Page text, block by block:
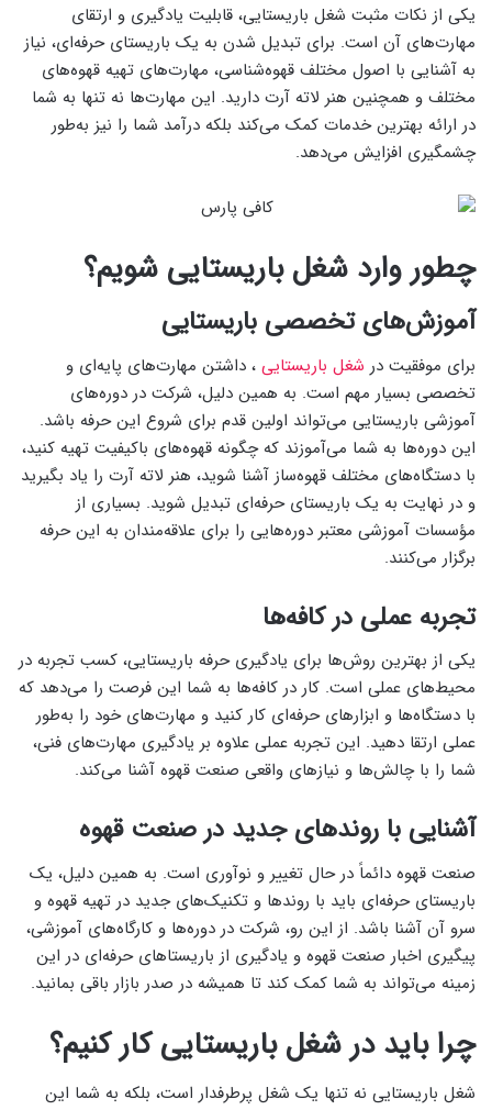
یکی از نکات مثبت شغل باریستایی، قابلیت یادگیری و ارتقای
مهارت‌های آن است. برای تبدیل شدن به یک باریستای حرفه‌ای، نیاز
به آشنایی با اصول مختلف قهوه‌شناسی، مهارت‌های تهیه قهوه‌های
مختلف و همچنین هنر لاته آرت دارید. این مهارت‌ها نه تنها به شما
در ارائه بهترین خدمات کمک می‌کند بلکه درآمد شما را نیز به‌طور
چشمگیری افزایش می‌دهد.
چطور وارد شغل باریستایی شویم؟
آموزش‌های تخصصی باریستایی
برای موفقیت در شغل باریستایی ، داشتن مهارت‌های پایه‌ای و
تخصصی بسیار مهم است. به همین دلیل، شرکت در دوره‌های
آموزشی باریستایی می‌تواند اولین قدم برای شروع این حرفه باشد.
این دوره‌ها به شما می‌آموزند که چگونه قهوه‌های باکیفیت تهیه کنید،
با دستگاه‌های مختلف قهوه‌ساز آشنا شوید، هنر لاته آرت را یاد بگیرید
و در نهایت به یک باریستای حرفه‌ای تبدیل شوید. بسیاری از
مؤسسات آموزشی معتبر دوره‌هایی را برای علاقه‌مندان به این حرفه
برگزار می‌کنند.
تجربه عملی در کافه‌ها
یکی از بهترین روش‌ها برای یادگیری حرفه باریستایی، کسب تجربه در
محیط‌های عملی است. کار در کافه‌ها به شما این فرصت را می‌دهد که
با دستگاه‌ها و ابزارهای حرفه‌ای کار کنید و مهارت‌های خود را به‌طور
عملی ارتقا دهید. این تجربه عملی علاوه بر یادگیری مهارت‌های فنی،
شما را با چالش‌ها و نیازهای واقعی صنعت قهوه آشنا می‌کند.
آشنایی با روندهای جدید در صنعت قهوه
صنعت قهوه دائماً در حال تغییر و نوآوری است. به همین دلیل، یک
باریستای حرفه‌ای باید با روندها و تکنیک‌های جدید در تهیه قهوه و
سرو آن آشنا باشد. از این رو، شرکت در دوره‌ها و کارگاه‌های آموزشی،
پیگیری اخبار صنعت قهوه و یادگیری از باریستاهای حرفه‌ای در این
زمینه می‌تواند به شما کمک کند تا همیشه در صدر بازار باقی بمانید.
چرا باید در شغل باریستایی کار کنیم؟
شغل باریستایی نه تنها یک شغل پرطرفدار است، بلکه به شما این